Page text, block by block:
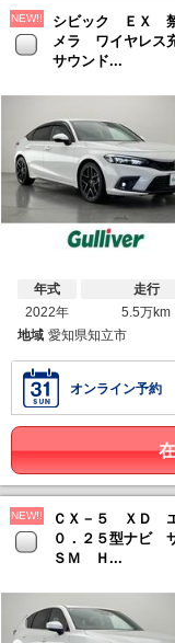
NEW!!
シビック ＥＸ
メラ ワイヤレス
サウンド...
年式
2022年
走行
5.5万km
地域 愛知県知立市
オンライン予約
NEW!!
ＣＸ－５ ＸＤ
０．２５型ナビ
ＳＭ Ｈ...